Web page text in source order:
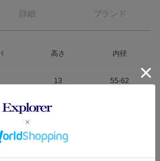
詳細 ブランド
高さ 内径
13 55-62
サイズの測り方
値はスタッフによる計測です。